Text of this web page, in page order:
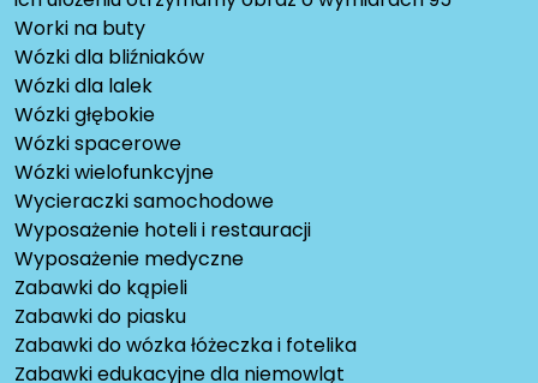
Worki na buty
Wózki dla bliźniaków
Wózki dla lalek
Wózki głębokie
Wózki spacerowe
Wózki wielofunkcyjne
Wycieraczki samochodowe
Wyposażenie hoteli i restauracji
Wyposażenie medyczne
Zabawki do kąpieli
Zabawki do piasku
Zabawki do wózka łóżeczka i fotelika
Zabawki edukacyjne dla niemowląt